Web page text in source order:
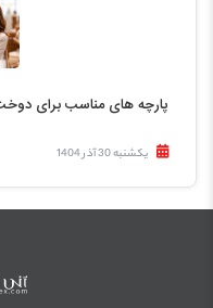
پارچه های مناسب برای
یکشنبه 30 آذر 1404